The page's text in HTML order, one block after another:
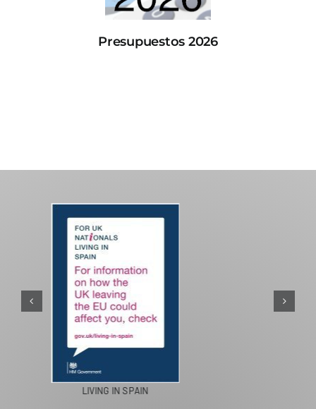
Presupuestos 2026
PASEOS EN CAMELLO